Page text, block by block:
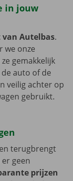
in jouw
van Autelbas.
we onze
gemakkelijk
auto of de
veilig achter op
gebruikt.
terugbrengt
geen
prijzen